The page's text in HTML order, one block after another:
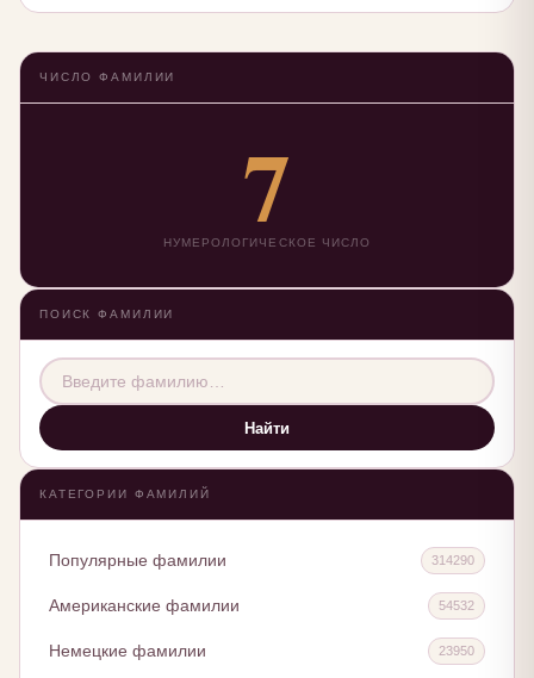
ЧИСЛО ФАМИЛИИ
7
НУМЕРОЛОГИЧЕСКОЕ ЧИСЛО
ПОИСК ФАМИЛИИ
Найти
КАТЕГОРИИ ФАМИЛИЙ
Популярные фамилии 314290
Американские фамилии 54532
Немецкие фамилии 23950